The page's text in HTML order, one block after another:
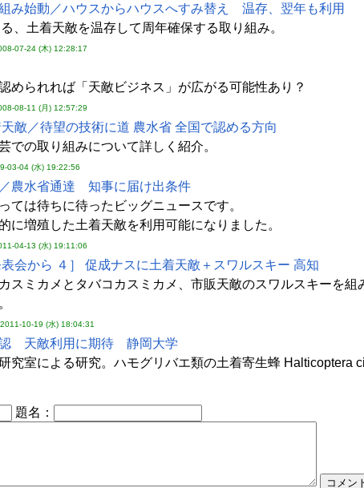
み始動／ハウスからハウスへすみ替え 温存、翌年も利用
、土着天敵を温存して周年確保する取り組み。
07-24 (木) 12:28:17
められれば「天敵ビジネス」が広がる可能性あり？
08-11 (月) 12:57:29
敵／待望の技術に道 農水省 全国で認める方向
での取り組みについて詳しく紹介。
03-04 (水) 19:22:56
農水省通達 知事に届け出条件
ては待ちに待ったビッグニュースです。
に増殖した土着天敵を利用可能になりました。
04-13 (水) 19:11:06
会から ４］ 促成ナスに土着天敵＋スワルスキー 高知
スミカメとタバコカスミカメ、市販天敵のスワルスキーを
2011-10-19 (水) 18:04:31
認 天敵利用に期待 静岡大学
究室による研究。ハモグリバエ類の土着寄生蜂 Halticoptera
題名：